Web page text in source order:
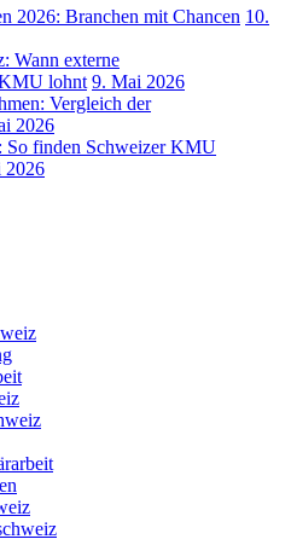
2026: Branchen mit Chancen 10.
Wann externe
lohnt 9. Mai 2026
Vergleich der
2026
So finden Schweizer KMU
2026